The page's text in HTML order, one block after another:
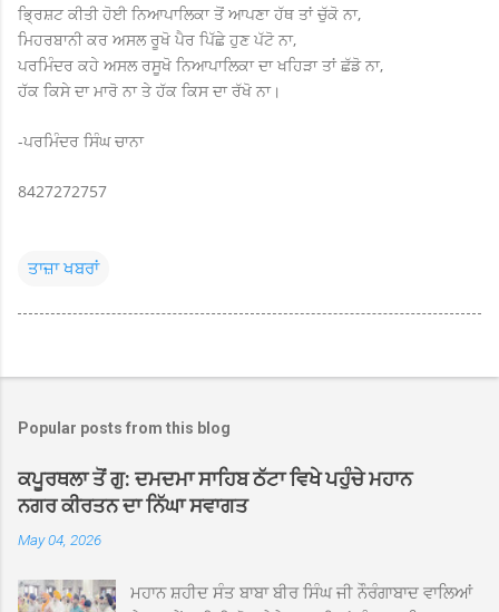
ਭ੍ਰਿਸ਼ਟ ਕੀਤੀ ਹੋਈ ਨਿਆਪਾਲਿਕਾ ਤੋਂ ਆਪਣਾ ਹੱਥ ਤਾਂ ਚੁੱਕੋ ਨਾ,
ਮਿਹਰਬਾਨੀ ਕਰ ਅਸਲ ਰੂਖੋ ਪੈਰ ਪਿੱਛੇ ਹੁਣ ਪੱਟੋ ਨਾ,
ਪਰਮਿੰਦਰ ਕਹੇ ਅਸਲ ਰਸੂਖੋ ਨਿਆਪਾਲਿਕਾ ਦਾ ਖਹਿੜਾ ਤਾਂ ਛੱਡੋ ਨਾ,
ਹੱਕ ਕਿਸੇ ਦਾ ਮਾਰੋ ਨਾ ਤੇ ਹੱਕ ਕਿਸ ਦਾ ਰੱਖੋ ਨਾ।
-ਪਰਮਿੰਦਰ ਸਿੰਘ ਚਾਨਾ
8427272757
ਤਾਜ਼ਾ ਖਬਰਾਂ
Popular posts from this blog
ਕਪੂਰਥਲਾ ਤੋਂ ਗੁ: ਦਮਦਮਾ ਸਾਹਿਬ ਠੱਟਾ ਵਿਖੇ ਪਹੁੰਚੇ ਮਹਾਨ
ਨਗਰ ਕੀਰਤਨ ਦਾ ਨਿੱਘਾ ਸਵਾਗਤ
May 04, 2026
ਮਹਾਨ ਸ਼ਹੀਦ ਸੰਤ ਬਾਬਾ ਬੀਰ ਸਿੰਘ ਜੀ ਨੌਰੰਗਾਬਾਦ ਵਾਲਿਆਂ